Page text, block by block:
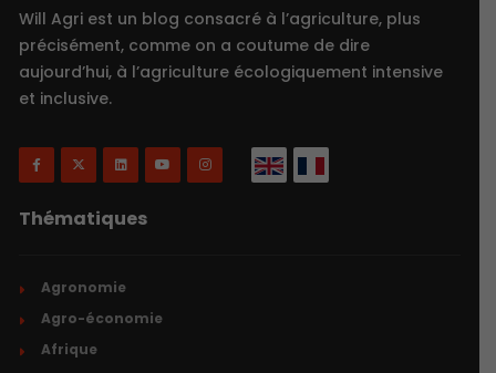
Will Agri est un blog consacré à l’agriculture, plus
précisément, comme on a coutume de dire
aujourd’hui, à l’agriculture écologiquement intensive
et inclusive.
Thématiques
Agronomie
Agro-économie
Afrique